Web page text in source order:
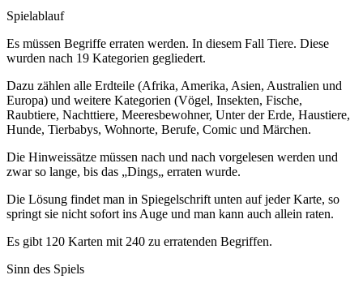
Spielablauf
Es müssen Begriffe erraten werden. In diesem Fall Tiere. Diese
wurden nach 19 Kategorien gegliedert.
Dazu zählen alle Erdteile (Afrika, Amerika, Asien, Australien und
Europa) und weitere Kategorien (Vögel, Insekten, Fische,
Raubtiere, Nachttiere, Meeresbewohner, Unter der Erde, Haustiere,
Hunde, Tierbabys, Wohnorte, Berufe, Comic und Märchen.
Die Hinweissätze müssen nach und nach vorgelesen werden und
zwar so lange, bis das „Dings„ erraten wurde.
Die Lösung findet man in Spiegelschrift unten auf jeder Karte, so
springt sie nicht sofort ins Auge und man kann auch allein raten.
Es gibt 120 Karten mit 240 zu erratenden Begriffen.
Sinn des Spiels